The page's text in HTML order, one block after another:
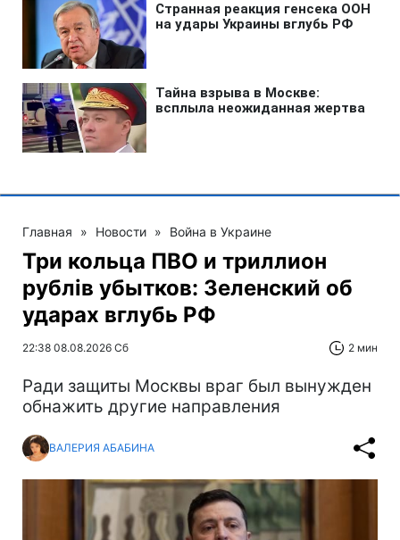
Главная » Новости » Война в Украине
Три кольца ПВО и триллион
рублів убытков: Зеленский об
ударах вглубь РФ
22:38 08.08.2026 Сб 2 мин
Ради защиты Москвы враг был вынужден
обнажить другие направления
ВАЛЕРИЯ АБАБИНА